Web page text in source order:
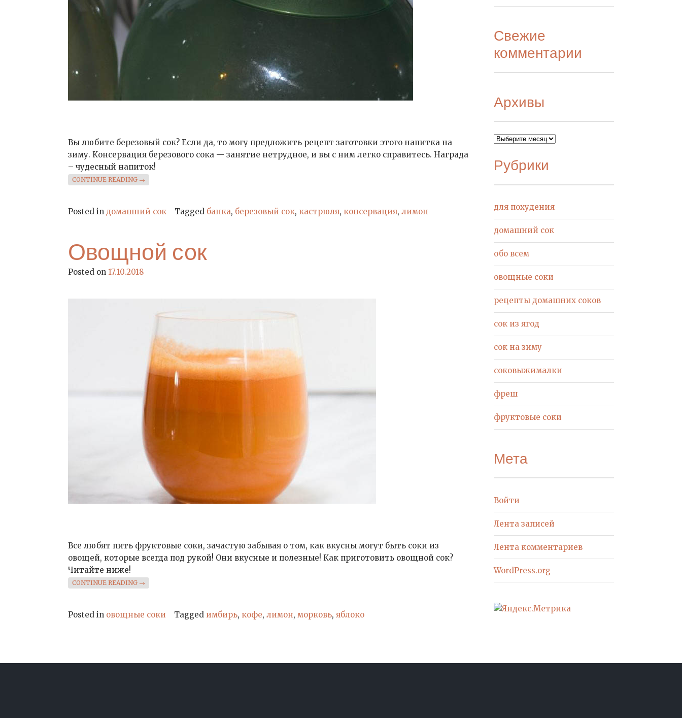
Вы любите березовый сок? Если да, то могу предложить рецепт заготовки этого напитка на
зиму. Консервация березового сока — занятие нетрудное, и вы с ним легко справитесь. Награда
– чудесный напиток!
CONTINUE READING «БЕРЕЗОВЫЙ СОК НА ЗИМУ»
→
Posted inдомашний сок Tagged банка, березовый сок, кастрюля, консервация,лимон
Овощной сок
Posted on 17.10.2018
Все любят пить фруктовые соки, зачастую забывая о том, как вкусны могут быть соки из
овощей, которые всегда под рукой! Они вкусные и полезные! Как приготовить овощной сок?
Читайте ниже!
CONTINUE READING «ОВОЩНОЙ СОК»
→
Posted in овощные соки Tagged имбирь, кофе,лимон,морковь,яблоко
Свежие
комментарии
Архивы
Архивы
Рубрики
для похудения
домашний сок
обо всем
овощные соки
рецепты домашних соков
сок из ягод
сок на зиму
соковыжималки
фреш
фруктовые соки
Мета
Войти
Лента записей
Лента комментариев
WordPress.org